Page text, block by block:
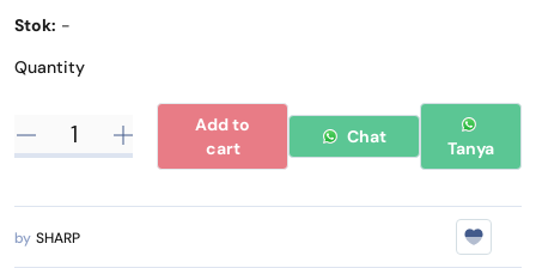
Stok: -
Quantity
Add to
cart
Chat
Tanya
by SHARP